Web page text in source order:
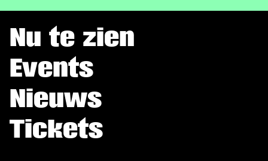
Nu te zien
Events
Nieuws
Tickets